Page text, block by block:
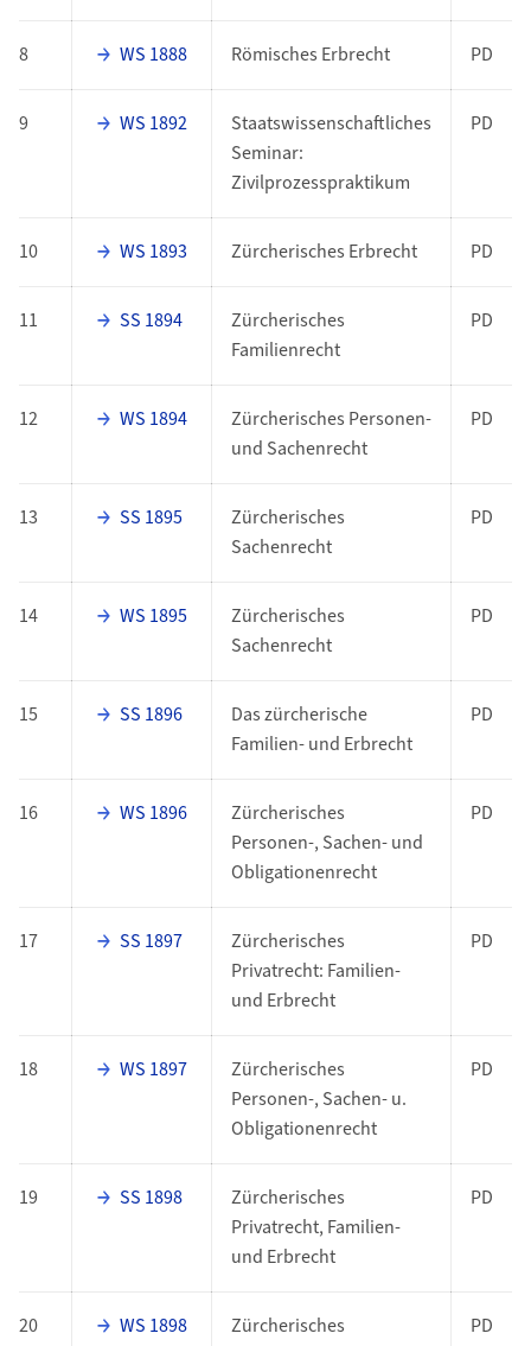
8 WS 1888 Römisches Erbrecht PD
9 WS 1892
Staatswissenschaftliches
Seminar:
Zivilprozesspraktikum
PD
10 WS 1893 Zürcherisches Erbrecht PD
11 SS 1894
Zürcherisches
Familienrecht
PD
12 WS 1894
Zürcherisches Personen-
und Sachenrecht
PD
13 SS 1895
Zürcherisches
Sachenrecht
PD
14 WS 1895
Zürcherisches
Sachenrecht
PD
15 SS 1896
Das zürcherische
Familien- und Erbrecht
PD
16 WS 1896
Zürcherisches
Personen-, Sachen- und
Obligationenrecht
PD
17 SS 1897
Zürcherisches
Privatrecht: Familien-
und Erbrecht
PD
18 WS 1897
Zürcherisches
Personen-, Sachen- u.
Obligationenrecht
PD
19 SS 1898
Zürcherisches
Privatrecht, Familien-
und Erbrecht
PD
20 WS 1898
Zürcherisches
PD